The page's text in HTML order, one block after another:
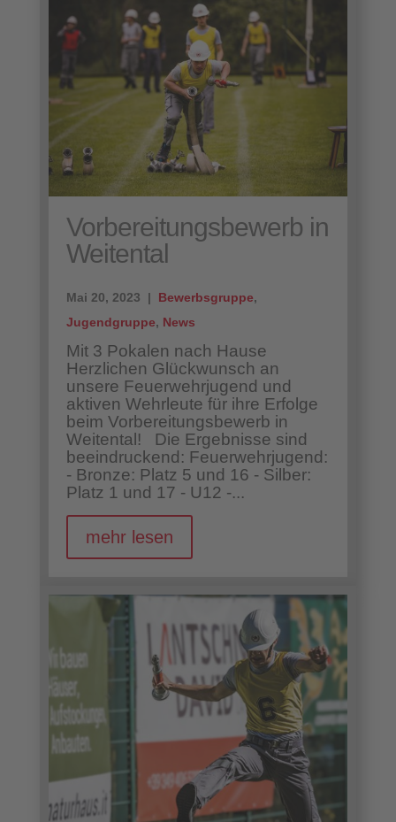
Vorbereitungsbewerb in
Weitental
Mai 20, 2023 | Bewerbsgruppe,
Jugendgruppe, News
Mit 3 Pokalen nach Hause
Herzlichen Glückwunsch an
unsere Feuerwehrjugend und
aktiven Wehrleute für ihre Erfolge
beim Vorbereitungsbewerb in
Weitental! Die Ergebnisse sind
beeindruckend: Feuerwehrjugend:
- Bronze: Platz 5 und 16 - Silber:
Platz 1 und 17 - U12 -...
mehr lesen